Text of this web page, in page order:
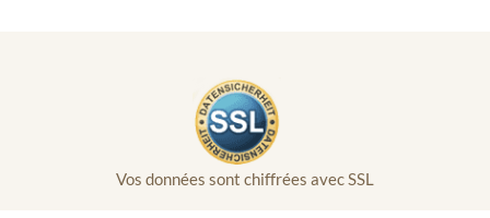
Vos données sont chiffrées avec SSL